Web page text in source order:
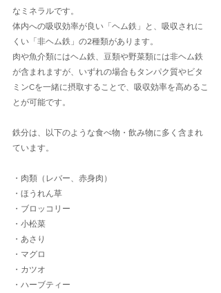
なミネラルです。
体内への吸収効率が良い「ヘム鉄」と、吸収されに
くい「非ヘム鉄」の2種類があります。
肉や魚介類にはヘム鉄、豆類や野菜類には非ヘム鉄
が含まれますが、いずれの場合もタンパク質やビタ
ミンCを一緒に摂取することで、吸収効率を高めるこ
とが可能です。
鉄分は、以下のような食べ物・飲み物に多く含まれ
ています。
・肉類（レバー、赤身肉）
・ほうれん草
・ブロッコリー
・小松菜
・あさり
・マグロ
・カツオ
・ハーブティー